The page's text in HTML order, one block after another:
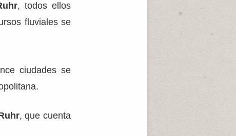
, todos ellos
fluviales se
ciudades se
, que cuenta